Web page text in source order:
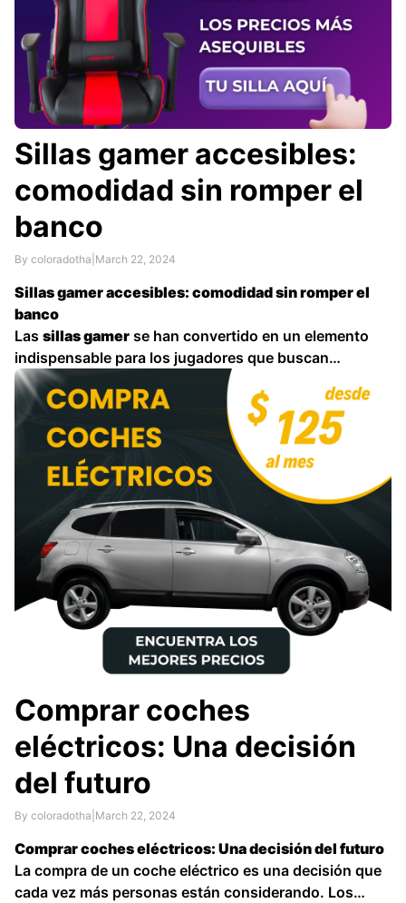
Sillas gamer accesibles:
comodidad sin romper el
banco
By coloradotha March 22, 2024
Sillas gamer accesibles: comodidad sin romper el
banco
Las sillas gamer se han convertido en un elemento
indispensable para los jugadores que buscan
comodidad
durante largas sesiones de
juego. Sin embargo, los precios de estas sillas pueden
ser bastante elevados, lo que las convierte en un lujo
inaccesible …
Comprar coches
eléctricos: Una decisión
del futuro
By coloradotha March 22, 2024
Comprar coches eléctricos: Una decisión del futuro
La compra de un coche eléctrico es una decisión que
cada vez más personas están considerando. Los